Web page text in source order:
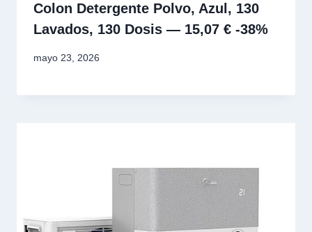
Colon Detergente Polvo, Azul, 130
Lavados, 130 Dosis — 15,07 € -38%
mayo 23, 2026